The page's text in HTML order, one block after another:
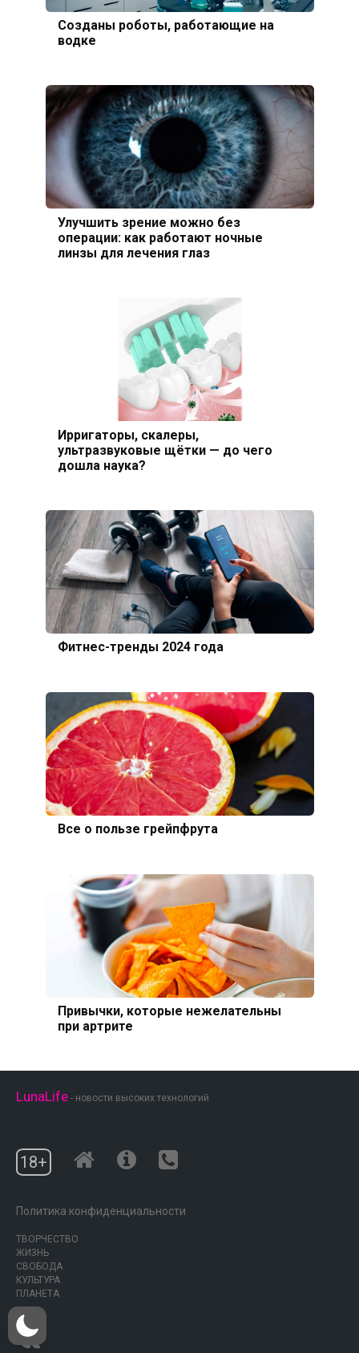
Созданы роботы, работающие на
водке
Улучшить зрение можно без
операции: как работают ночные
линзы для лечения глаз
Ирригаторы, скалеры,
ультразвуковые щётки — до чего
дошла наука?
Фитнес-тренды 2024 года
Все о пользе грейпфрута
Привычки, которые нежелательны
при артрите
LunaLife - новости высоких технологий
18+
Политика конфиденциальности
ТВОРЧЕСТВО
ЖИЗНЬ
СВОБОДА
КУЛЬТУРА
ПЛАНЕТА